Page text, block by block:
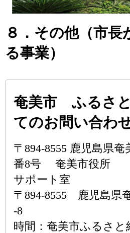
８．その他（市長
る事業）
奄美市 ふるさ
てのお問い合わ
〒894-8555 鹿児島県
番8号 奄美市役所
サポート室
〒894-8555 鹿児島県
-8
時間：奄美市ふるさと